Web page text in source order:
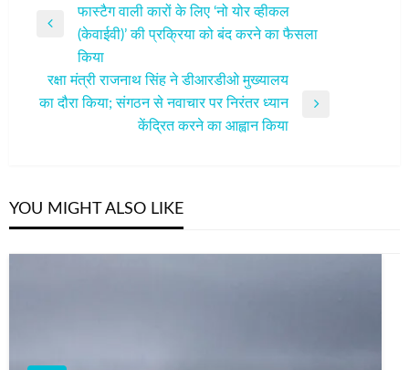
नेविगेशन
Previous
फास्टैग वाली कारों के लिए ‘नो योर व्हीकल
(केवाईवी)’ की प्रक्रिया को बंद करने का फैसला
किया
Next
रक्षा मंत्री राजनाथ सिंह ने डीआरडीओ मुख्यालय
का दौरा किया; संगठन से नवाचार पर निरंतर ध्यान
केंद्रित करने का आह्वान किया
YOU MIGHT ALSO LIKE